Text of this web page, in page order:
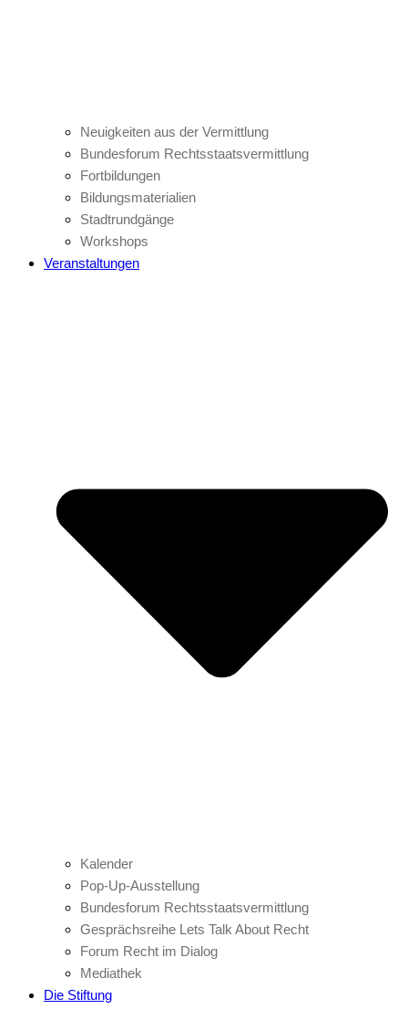
Neuigkeiten aus der Vermittlung
Bundesforum Rechtsstaatsvermittlung
Fortbildungen
Bildungsmaterialien
Stadtrundgänge
Workshops
Veranstaltungen
Kalender
Pop-Up-Ausstellung
Bundesforum Rechtsstaatsvermittlung
Gesprächsreihe Lets Talk About Recht
Forum Recht im Dialog
Mediathek
Die Stiftung